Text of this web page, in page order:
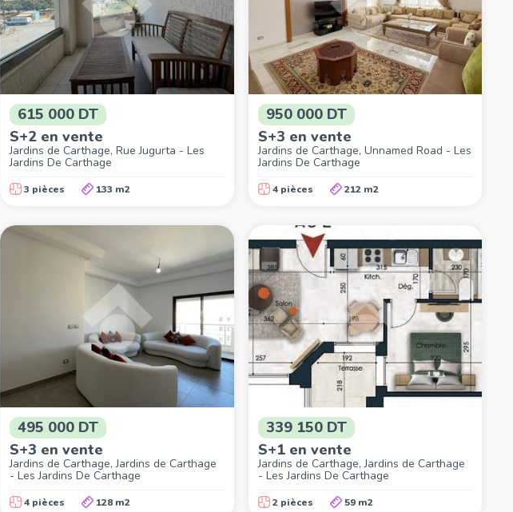
615 000 DT
S+2 en vente
Jardins de Carthage, Rue Jugurta - Les
Jardins De Carthage
3 pièces 133 m2
950 000 DT
S+3 en vente
Jardins de Carthage, Unnamed Road - Les
Jardins De Carthage
4 pièces 212 m2
495 000 DT
S+3 en vente
Jardins de Carthage, Jardins de Carthage
- Les Jardins De Carthage
4 pièces 128 m2
339 150 DT
S+1 en vente
Jardins de Carthage, Jardins de Carthage
- Les Jardins De Carthage
2 pièces 59 m2